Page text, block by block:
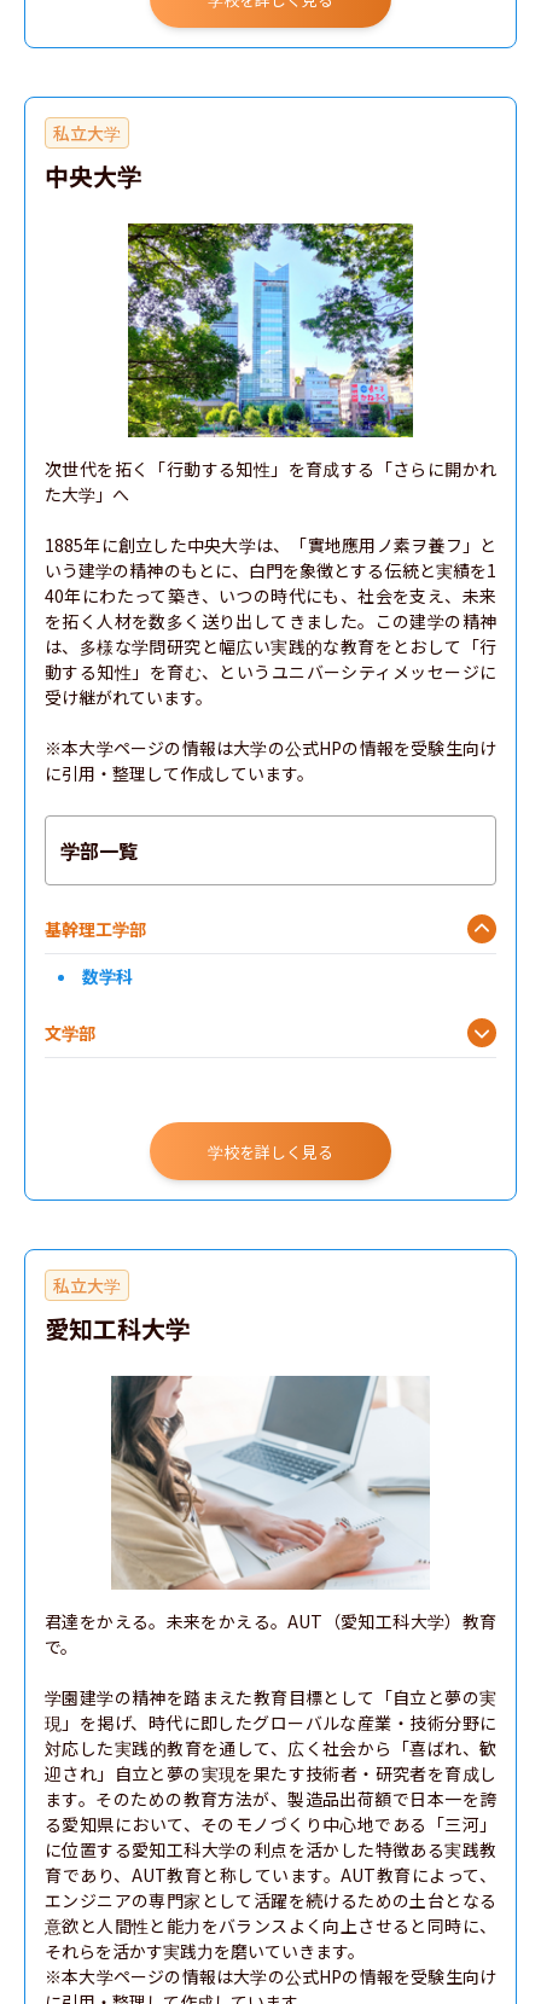
理学部
私立大学
中央大学
次世代を拓く「行動する知性」を育成する「さらに開かれ
た大学」へ
1885年に創立した中央大学は、「實地應用ノ素ヲ養フ」と
いう建学の精神のもとに、白門を象徴とする伝統と実績を1
40年にわたって築き、いつの時代にも、社会を支え、未来
を拓く人材を数多く送り出してきました。この建学の精神
は、多様な学問研究と幅広い実践的な教育をとおして「行
動する知性」を育む、というユニバーシティメッセージに
受け継がれています。
※本大学ページの情報は大学の公式HPの情報を受験生向け
に引用・整理して作成しています。
学部一覧
基幹理工学部
数学科
文学部
学校を詳しく見る
私立大学
愛知工科大学
君達をかえる。未来をかえる。AUT（愛知工科大学）教育
で。
学園建学の精神を踏まえた教育目標として「自立と夢の実
現」を掲げ、時代に即したグローバルな産業・技術分野に
対応した実践的教育を通して、広く社会から「喜ばれ、歓
迎され」自立と夢の実現を果たす技術者・研究者を育成し
ます。そのための教育方法が、製造品出荷額で日本一を誇
る愛知県において、そのモノづくり中心地である「三河」
に位置する愛知工科大学の利点を活かした特徴ある実践教
育であり、AUT教育と称しています。AUT教育によって、
エンジニアの専門家として活躍を続けるための土台となる
意欲と人間性と能力をバランスよく向上させると同時に、
それらを活かす実践力を磨いていきます。
※本大学ページの情報は大学の公式HPの情報を受験生向け